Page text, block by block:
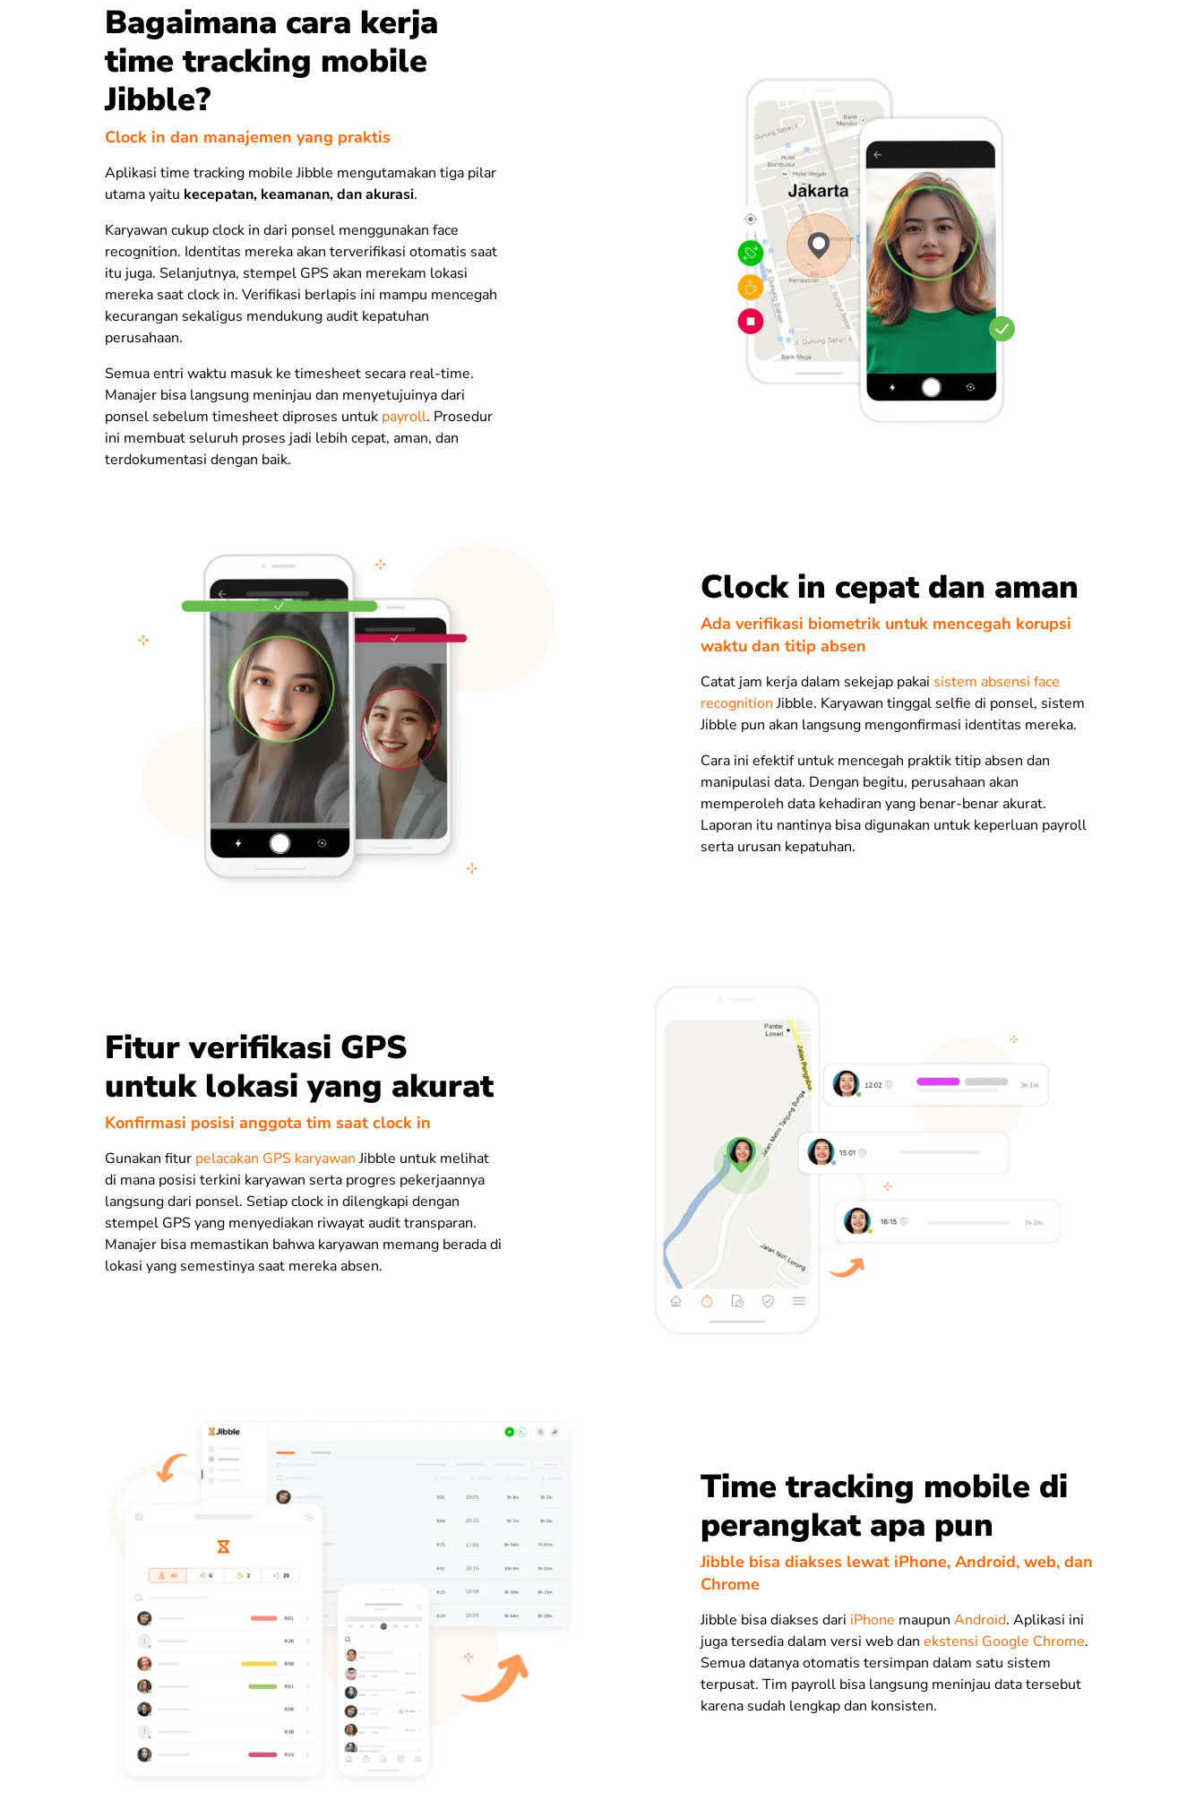
Bagaimana cara kerja
time tracking mobile
Jibble?
Clock in dan manajemen yang praktis
Aplikasi time tracking mobile Jibble mengutamakan tiga pilar
utama yaitu kecepatan, keamanan, dan akurasi.
Karyawan cukup clock in dari ponsel menggunakan face
recognition. Identitas mereka akan terverifikasi otomatis saat
itu juga. Selanjutnya, stempel GPS akan merekam lokasi
mereka saat clock in. Verifikasi berlapis ini mampu mencegah
kecurangan sekaligus mendukung audit kepatuhan
perusahaan.
Semua entri waktu masuk ke timesheet secara real-time.
Manajer bisa langsung meninjau dan menyetujuinya dari
ponsel sebelum timesheet diproses untuk payroll. Prosedur
ini membuat seluruh proses jadi lebih cepat, aman, dan
terdokumentasi dengan baik.
Clock in cepat dan aman
Ada verifikasi biometrik untuk mencegah korupsi
waktu dan titip absen
Catat jam kerja dalam sekejap pakai sistem absensi face
recognitionJibble. Karyawan tinggal selfie di ponsel, sistem
Jibble pun akan langsung mengonfirmasi identitas mereka.
Cara ini efektif untuk mencegah praktik titip absen dan
manipulasi data. Dengan begitu, perusahaan akan
memperoleh data kehadiran yang benar-benar akurat.
Laporan itu nantinya bisa digunakan untuk keperluan payroll
serta urusan kepatuhan.
Fitur verifikasi GPS
untuk lokasi yang akurat
Konfirmasi posisi anggota tim saat clock in
Gunakan fitur pelacakan GPS karyawanJibble untuk melihat
di mana posisi terkini karyawan serta progres pekerjaannya
langsung dari ponsel. Setiap clock in dilengkapi dengan
stempel GPS yang menyediakan riwayat audit transparan.
Manajer bisa memastikan bahwa karyawan memang berada di
lokasi yang semestinya saat mereka absen.
Time tracking mobile di
perangkat apa pun
Jibble bisa diakses lewat iPhone, Android, web, dan
Chrome
Jibble bisa diakses dari iPhone maupun Android. Aplikasi ini
juga tersedia dalam versi web dan ekstensi Google Chrome.
Semua datanya otomatis tersimpan dalam satu sistem
terpusat. Tim payroll bisa langsung meninjau data tersebut
karena sudah lengkap dan konsisten.